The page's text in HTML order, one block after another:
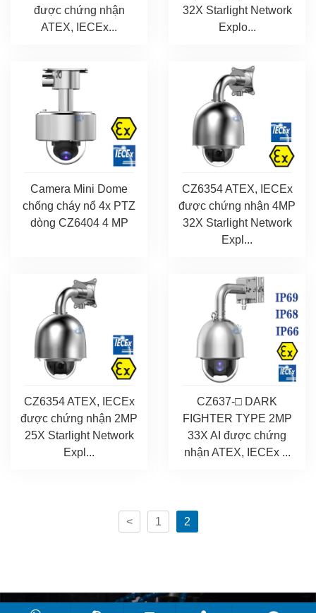
được chứng nhận
ATEX, IECEx...
32X Starlight Network
Explo...
Camera Mini Dome
chống cháy nổ 4x PTZ
dòng CZ6404 4 MP
CZ6354 ATEX, IECEx
được chứng nhận 4MP
32X Starlight Network
Expl...
CZ6354 ATEX, IECEx
được chứng nhận 2MP
25X Starlight Network
Expl...
CZ637-□ DARK
FIGHTER TYPE 2MP
33X AI được chứng
nhận ATEX, IECEx ...
< 1 2
Bản quyền © 2019-2025 Công ty TNHH Điện tử